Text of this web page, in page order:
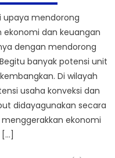
upaya mendorong
dan keuangan
dengan mendorong
banyak potensi unit
Di wilayah
usaha konveksi dan
didayagunakan secara
ekonomi